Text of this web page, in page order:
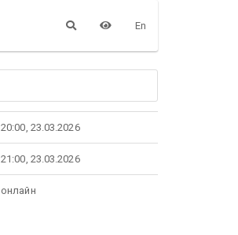
En
20:00, 23.03.2026
21:00, 23.03.2026
онлайн